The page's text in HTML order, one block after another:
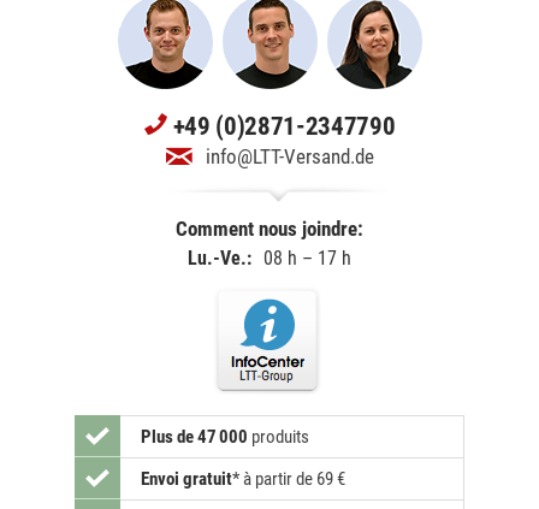
+49 (0)2871-2347790
info@LTT-Versand.de
Comment nous joindre:
Lu.-Ve.: 08 h – 17 h
Plus de 47 000 produits
Envoi gratuit* à partir de 69 €